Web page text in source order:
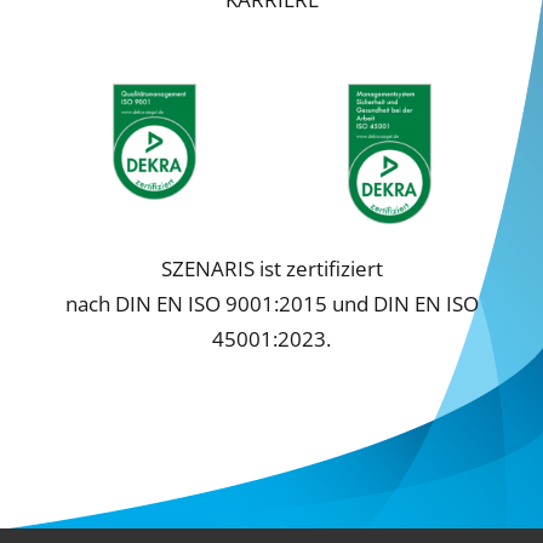
SZENARIS ist zertifiziert
nach DIN EN ISO 9001:2015 und DIN EN ISO
45001:2023.